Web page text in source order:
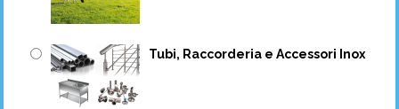
Tubi, Raccorderia e Accessori Inox